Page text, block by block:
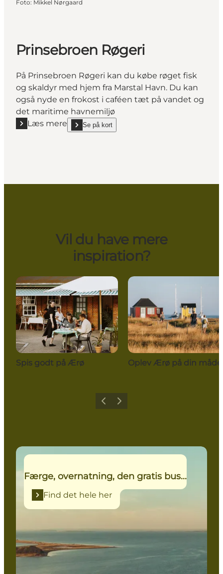
Foto: Mikkel Nørgaard
Prinsebroen Røgeri
På Prinsebroen Røgeri kan du købe røget fisk
og skaldyr med hjem fra Marstal Havn. Du kan
også nyde en frokost i caféen tæt på vandet og
det maritime havnemiljø
Læs mere
Læs mere "Prinsebroen Røgeri"
Se på kort
show Prinsebroen Røgeri on_map
Vil du have mere
inspiration?
Spis godt på Ærø Oplev Ærø på din måde
ForrigeNæste
Find det hele her
Færge, overnatning, den gratis bus...
Find det hele her